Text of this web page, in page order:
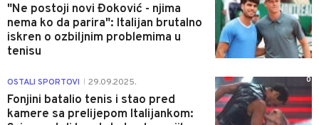
"Ne postoji novi Đoković - njima
nema ko da parira": Italijan brutalno
iskren o ozbiljnim problemima u
tenisu
OSTALI SPORTOVI 29.09.2025.
Fonjini batalio tenis i stao pred
kamere sa prelijepom Italijankom:
0